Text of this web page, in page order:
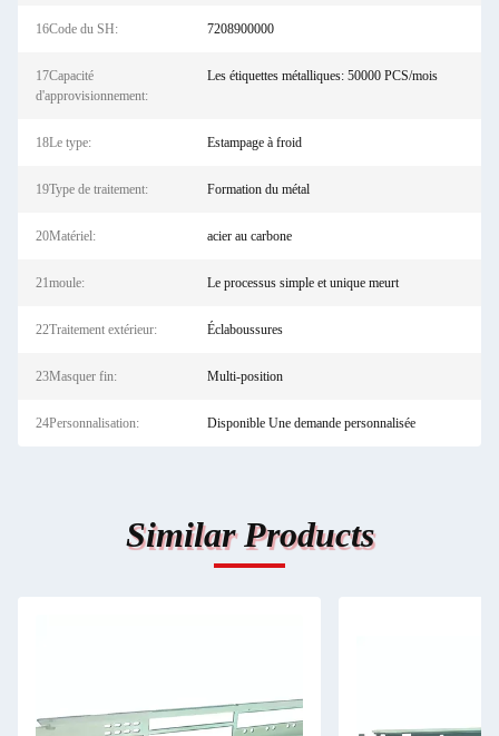
16Code du SH: 7208900000
17Capacité
d'approvisionnement:
Les étiquettes métalliques: 50000 PCS/mois
18Le type: Estampage à froid
19Type de traitement: Formation du métal
20Matériel: acier au carbone
21moule: Le processus simple et unique meurt
22Traitement extérieur: Éclaboussures
23Masquer fin: Multi-position
24Personnalisation: Disponible Une demande personnalisée
Similar Products